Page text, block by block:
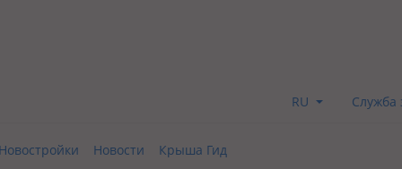
RU Служба
Новостройки Новости Крыша Гид